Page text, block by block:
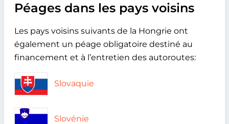
Péages dans les pays voisins
Les pays voisins suivants de la Hongrie ont
également un péage obligatoire destiné au
financement et à l’entretien des autoroutes:
Slovaquie
Slovénie